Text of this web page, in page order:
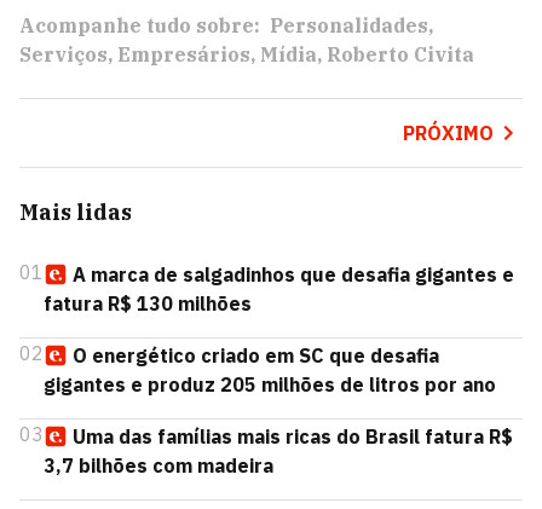
Acompanhe tudo sobre: Personalidades
Serviços Empresários Mídia Roberto Civita
PRÓXIMO
Mais lidas
01
A marca de salgadinhos que desafia gigantes e
fatura R$ 130 milhões
02
O energético criado em SC que desafia
gigantes e produz 205 milhões de litros por ano
03
Uma das famílias mais ricas do Brasil fatura R$
3,7 bilhões com madeira